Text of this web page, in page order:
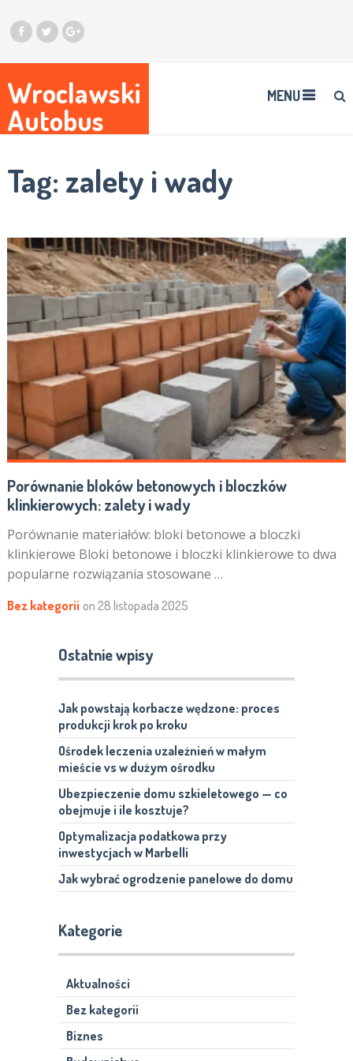
Wroclawski
Autobus
MENU
Tag: zalety i wady
Porównanie bloków betonowych i bloczków
klinkierowych: zalety i wady
Porównanie materiałów: bloki betonowe a bloczki
klinkierowe Bloki betonowe i bloczki klinkierowe to dwa
popularne rozwiązania stosowane …
Bez kategorii on 28 listopada 2025
Ostatnie wpisy
Jak powstają korbacze wędzone: proces
produkcji krok po kroku
Ośrodek leczenia uzależnień w małym
mieście vs w dużym ośrodku
Ubezpieczenie domu szkieletowego — co
obejmuje i ile kosztuje?
Optymalizacja podatkowa przy
inwestycjach w Marbelli
Jak wybrać ogrodzenie panelowe do domu
Kategorie
Aktualności
Bez kategorii
Biznes